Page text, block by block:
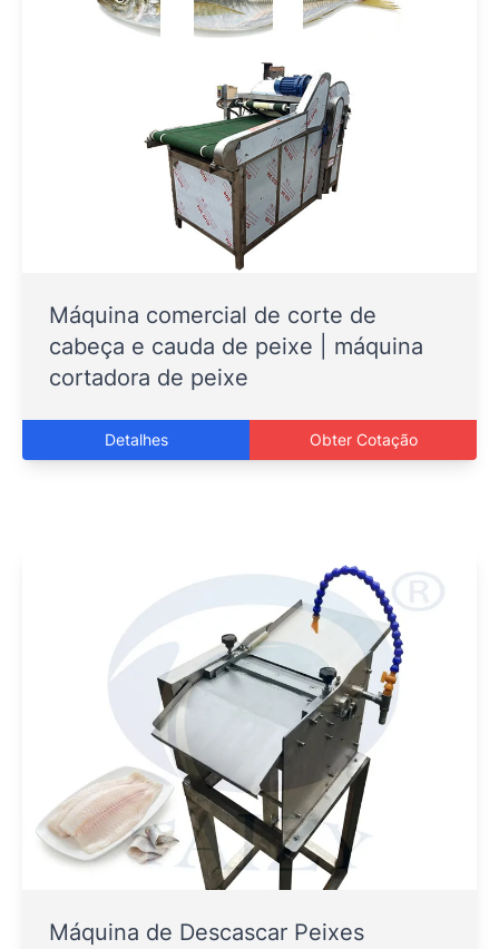
Máquina comercial de corte de
cabeça e cauda de peixe | máquina
cortadora de peixe
Detalhes Obter Cotação
Máquina de Descascar Peixes